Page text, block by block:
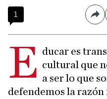
1
E ducar es
cultural que
a ser lo que
defendemos la